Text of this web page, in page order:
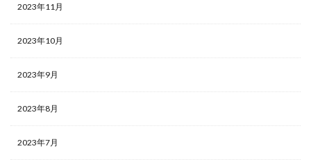
2023年11月
2023年10月
2023年9月
2023年8月
2023年7月